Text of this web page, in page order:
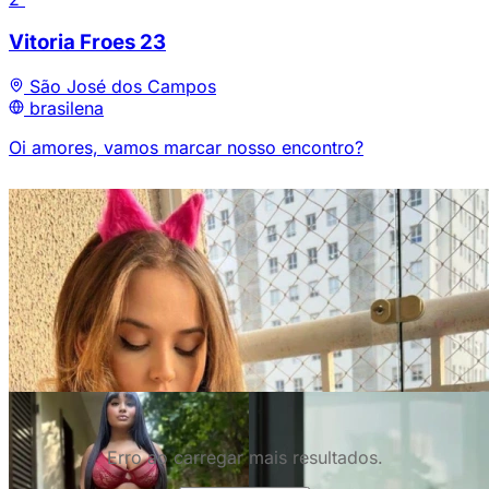
Vitoria Froes 23
São José dos Campos
brasilena
Oi amores, vamos marcar nosso encontro?
5
6 Erro ao carregar mais resultados.